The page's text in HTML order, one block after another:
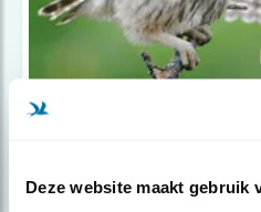
Deze website maakt gebruik